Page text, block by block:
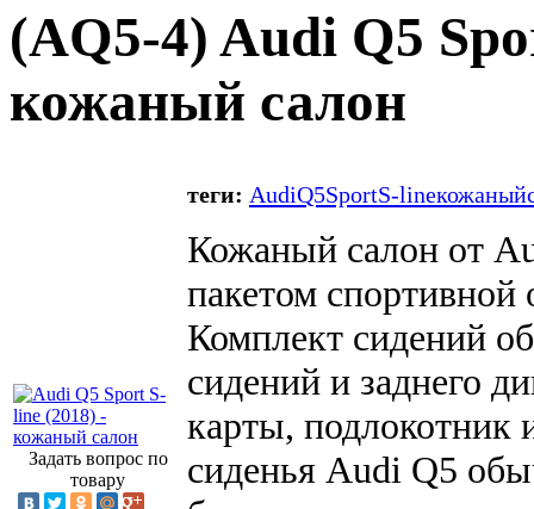
(AQ5-4) Audi Q5
кожаный салон
Задать вопрос по
товару
теги: AudiQ5SportS-lineкожаный
Кожаный салон от
пакетом
Комплект сидений
сидений и заднего
карты, подлокотник
сиденья Audi Q5